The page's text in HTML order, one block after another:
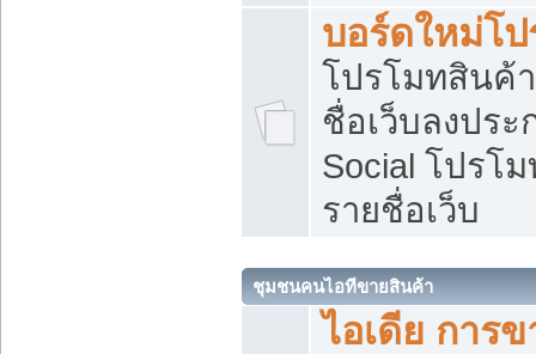
บอร์ดใหม่โ
โปรโมทสินค้
ชื่อเว็บลงปร
Social โปรโ
รายชื่อเว็บ
ชุมชนคนไอทีขายสินค้า
ไอเดีย การ